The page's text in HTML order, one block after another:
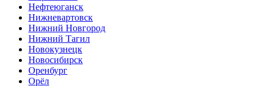
Нефтеюганск
Нижневартовск
Нижний Новгород
Нижний Тагил
Новокузнецк
Новосибирск
Оренбург
Орёл